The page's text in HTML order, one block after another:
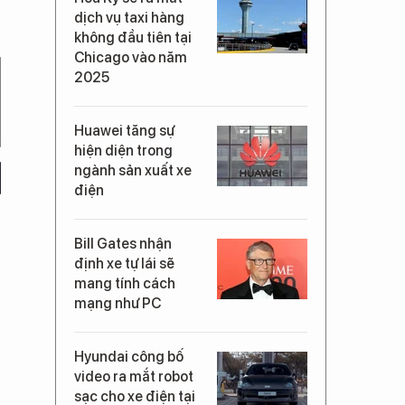
dịch vụ taxi hàng
không đầu tiên tại
Chicago vào năm
2025
Huawei tăng sự
hiện diện trong
ngành sản xuất xe
điện
Bill Gates nhận
định xe tự lái sẽ
mang tính cách
mạng như PC
Hyundai công bố
video ra mắt robot
sạc cho xe điện tại